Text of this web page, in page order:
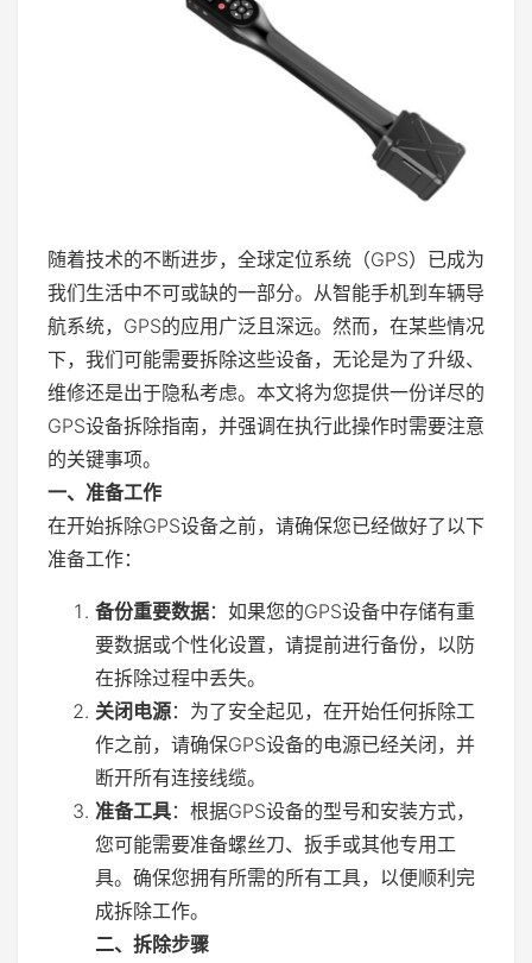
随着技术的不断进步，全球定位系统（GPS）已成为
我们生活中不可或缺的一部分。从智能手机到车辆导
航系统，GPS的应用广泛且深远。然而，在某些情况
下，我们可能需要拆除这些设备，无论是为了升级、
维修还是出于隐私考虑。本文将为您提供一份详尽的
GPS设备拆除指南，并强调在执行此操作时需要注意
的关键事项。
一、准备工作
在开始拆除GPS设备之前，请确保您已经做好了以下
准备工作：
备份重要数据：如果您的GPS设备中存储有重
要数据或个性化设置，请提前进行备份，以防
在拆除过程中丢失。
关闭电源：为了安全起见，在开始任何拆除工
作之前，请确保GPS设备的电源已经关闭，并
断开所有连接线缆。
准备工具：根据GPS设备的型号和安装方式，
您可能需要准备螺丝刀、扳手或其他专用工
具。确保您拥有所需的所有工具，以便顺利完
成拆除工作。
二、拆除步骤